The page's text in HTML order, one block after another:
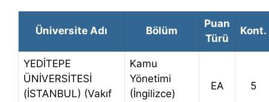
Üniversite Adı Bölüm
Puan
Türü
Kont.
YEDİTEPE
ÜNİVERSİTESİ
(İSTANBUL) (Vakıf
Kamu
Yönetimi
(İngilizce)
EA 5